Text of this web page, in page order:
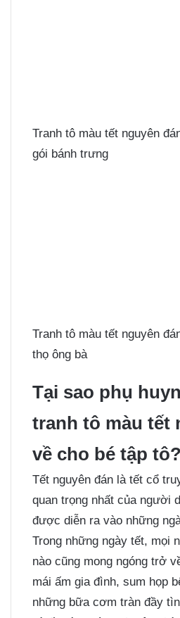
Tranh tô màu tết nguyên
gói bánh trưng
Tranh tô màu tết nguyên
thọ ông bà
Tại sao phụ
tranh tô màu tết
về cho bé tập tô?
Tết nguyên đán là tết cổ
quan trọng nhất của người
được diễn ra vào những
Trong những ngày tết, mọi
nào cũng mong ngóng trở
mái ấm gia đình, sum họp
những bữa cơm tràn đầy